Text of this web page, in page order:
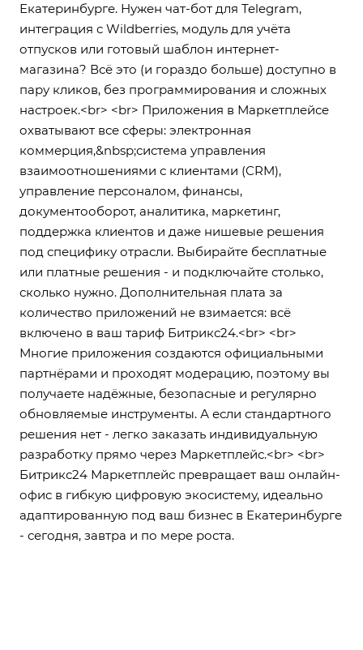
Екатеринбурге. Нужен чат-бот для Telegram,
интеграция с Wildberries, модуль для учёта
отпусков или готовый шаблон интернет-
магазина? Всё это (и гораздо больше) доступно в
пару кликов, без программирования и сложных
настроек.<br> <br> Приложения в Маркетплейсе
охватывают все сферы: электронная
коммерция,&nbsp;система управления
взаимоотношениями с клиентами (CRM),
управление персоналом, финансы,
документооборот, аналитика, маркетинг,
поддержка клиентов и даже нишевые решения
под специфику отрасли. Выбирайте бесплатные
или платные решения - и подключайте столько,
сколько нужно. Дополнительная плата за
количество приложений не взимается: всё
включено в ваш тариф Битрикс24.<br> <br>
Многие приложения создаются официальными
партнёрами и проходят модерацию, поэтому вы
получаете надёжные, безопасные и регулярно
обновляемые инструменты. А если стандартного
решения нет - легко заказать индивидуальную
разработку прямо через Маркетплейс.<br> <br>
Битрикс24 Маркетплейс превращает ваш онлайн-
офис в гибкую цифровую экосистему, идеально
адаптированную под ваш бизнес в Екатеринбурге
- сегодня, завтра и по мере роста.